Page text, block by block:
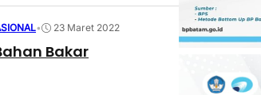
• 23 Maret 2022
Bakar